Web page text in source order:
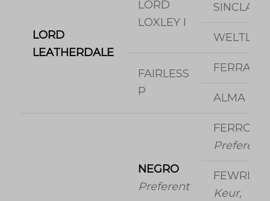
LORD
LEATHERDALE
LORD
LOXLEY I
SINCLAIR I
FAIRLESS
P
ALMA
NEGRO
Preferent
FERRO
Preferent
FEWRIE
Keur,